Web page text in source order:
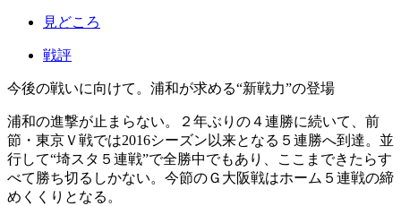
見どころ
戦評
今後の戦いに向けて。浦和が求める“新戦力”の登場
浦和の進撃が止まらない。２年ぶりの４連勝に続いて、前
節・東京Ｖ戦では2016シーズン以来となる５連勝へ到達。並
行して“埼スタ５連戦”で全勝中でもあり、ここまできたらす
べて勝ち切るしかない。今節のＧ大阪戦はホーム５連戦の締
めくくりとなる。